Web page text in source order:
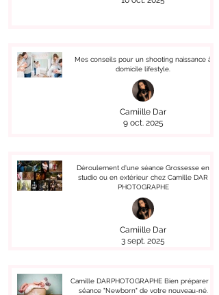
Mes conseils pour un shooting naissance à
domicile lifestyle.
Camiille Dar
9 oct. 2025
Déroulement d'une séance Grossesse en
studio ou en extérieur chez Camille DAR
PHOTOGRAPHE
Camiille Dar
3 sept. 2025
Camille DARPHOTOGRAPHE Bien préparer la
séance "Newborn" de votre nouveau-né.